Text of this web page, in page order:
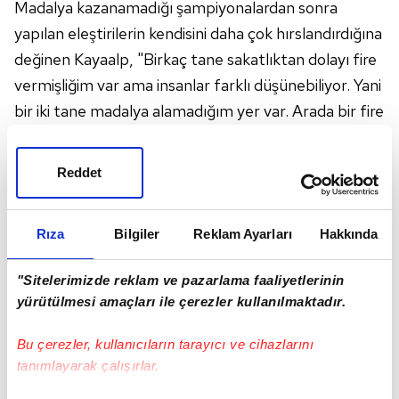
Rıza Bilgiler Reklam Ayarları Hakkında
"Sitelerimizde reklam ve pazarlama faaliyetlerinin
yürütülmesi amaçları ile çerezler kullanılmaktadır.
Bu çerezler, kullanıcıların tarayıcı ve cihazlarını
tanımlayarak çalışırlar.
Reddet
Madalya kazanamadığı şampiyonalardan sonra
yapılan eleştirilerin kendisini daha çok hırslandırdığına
değinen Kayaalp, "Birkaç tane sakatlıktan dolayı fire
vermişliğim var ama insanlar farklı düşünebiliyor. Yani
bir iki tane madalya alamadığım yer var. Arada bir fire
çok üzüldüğüm taraf da bu zaten. O kadar aldığın
başarı bir şampiyonada gidiyor. Gününde de
olamayabilirsin yani 13 yıldır sonuçta her yerde
madalya alıyorsun. Bir şampiyonada fire vermek çok
doğal bir şey. Tabii hemen karalama kampanyasına
dönüşebiliyor bazen. Bunlar da beni hırslandıran
vermek her zaman hoşuma gitmiştir" ifadelerini
kullandı.